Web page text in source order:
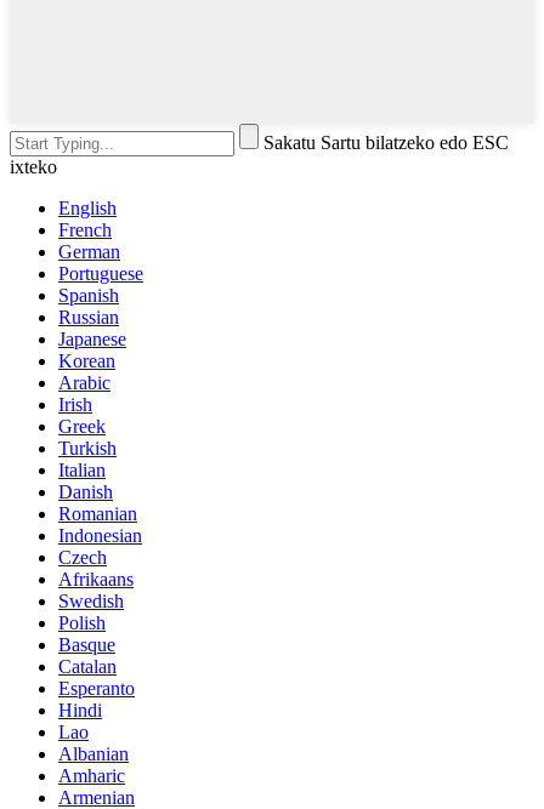
Sakatu Sartu bilatzeko edo ESC
ixteko
English
French
German
Portuguese
Spanish
Russian
Japanese
Korean
Arabic
Irish
Greek
Turkish
Italian
Danish
Romanian
Indonesian
Czech
Afrikaans
Swedish
Polish
Basque
Catalan
Esperanto
Hindi
Lao
Albanian
Amharic
Armenian